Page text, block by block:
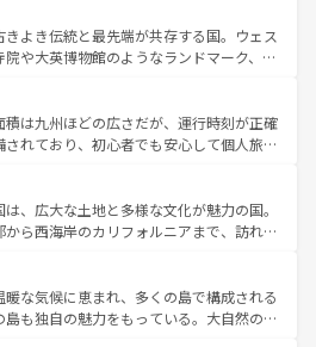
の発祥地であるランス、プロヴァンスの
ダー畑など、多彩な楽しみ方が可能だ。さ
の地域にも魅力が溢れており、どの街角に
ぶとそれぞれで全く異なる文化を体験で
るだろう。 なお、新着のフランス情報はコンテンツ一覧
い。
、どこを歩いても飽きることがない。ベ
活気、バイエルン州のアルプスの絶景、そ
いのワイン畑といった風景は必見。ビール
ぜひ体験してほしい。 なお、新着の
ンテンツ一覧を参照してほしい。
きよき伝統と最先端が共存する国。ウェス
院や大英博物館のようなランドマーク、歴
魅力がある。また、優雅なアフタヌーン
好きにはたまらない英国パブ、サッカー観
からこそできる体験も豊富。イギリスを旅
てほしい。
積は九州ほどの広さだが、運行時刻が正確
されており、初心者でも安心して個人旅行
残る町や、スイスならではのユニークな
ルプス観光だけでなく町歩きも満喫する
国民の所得が高いため物価も高いが、旅行
観光を楽しむこともできる。 なお、新
はコンテンツ一覧 を参照してほしい。
、広大な土地と多様な文化が魅力の国。
から西海岸のカリフォルニアまで、訪れる
は、観光、ショッピング、エンターテイ
った刺激的なスポットだ。一方、アメリカ
が広がり、グランドキャニオンやイエロー
暖な気候に恵まれ、多くの島で構成される
島も独自の魅力をもっている。大自然の神